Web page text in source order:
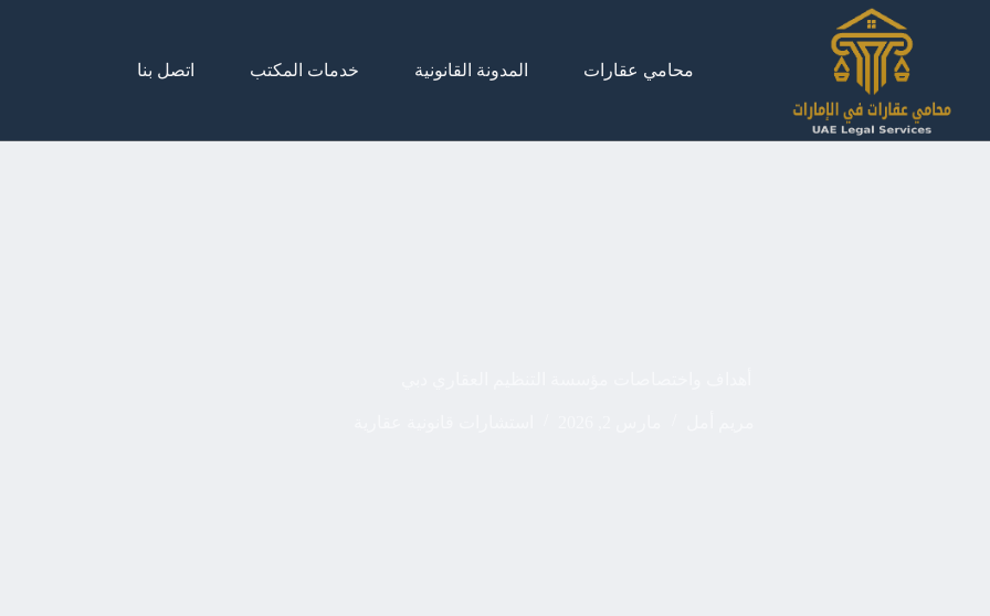
محامي عقارات
المدونة القانونية خدمات المكتب اتصل بنا